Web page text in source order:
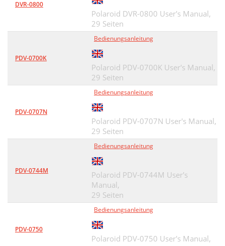
DVR-0800
Polaroid DVR-0800 User's Manual,
29 Seiten
PDV-0700K
Bedienungsanleitung
Polaroid PDV-0700K User's Manual,
29 Seiten
PDV-0707N
Bedienungsanleitung
Polaroid PDV-0707N User's Manual,
29 Seiten
PDV-0744M
Bedienungsanleitung
Polaroid PDV-0744M User's
Manual,
29 Seiten
PDV-0750
Bedienungsanleitung
Polaroid PDV-0750 User's Manual,